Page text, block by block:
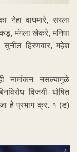
नेहा वाघमारे, सरला
मंगला खेकरे, मनिषा
हिरणवार, महेश
नामांकन नसल्यामुळे
विजयी घोषित
हे प्रभाग क्र. १ (ड)